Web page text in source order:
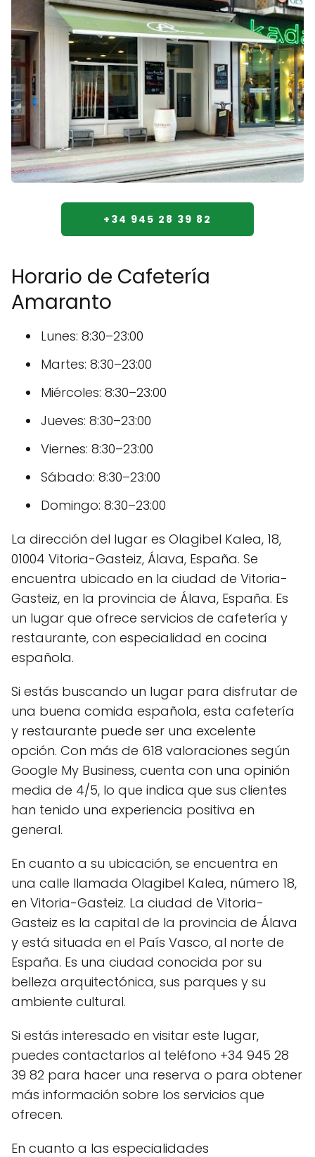
+34 945 28 39 82
Horario de Cafetería
Amaranto
Lunes: 8:30–23:00
Martes: 8:30–23:00
Miércoles: 8:30–23:00
Jueves: 8:30–23:00
Viernes: 8:30–23:00
Sábado: 8:30–23:00
Domingo: 8:30–23:00
La dirección del lugar es Olagibel Kalea, 18,
01004 Vitoria-Gasteiz, Álava, España. Se
encuentra ubicado en la ciudad de Vitoria-
Gasteiz, en la provincia de Álava, España. Es
un lugar que ofrece servicios de cafetería y
restaurante, con especialidad en cocina
española.
Si estás buscando un lugar para disfrutar de
una buena comida española, esta cafetería
y restaurante puede ser una excelente
opción. Con más de 618 valoraciones según
Google My Business, cuenta con una opinión
media de 4/5, lo que indica que sus clientes
han tenido una experiencia positiva en
general.
En cuanto a su ubicación, se encuentra en
una calle llamada Olagibel Kalea, número 18,
en Vitoria-Gasteiz. La ciudad de Vitoria-
Gasteiz es la capital de la provincia de Álava
y está situada en el País Vasco, al norte de
España. Es una ciudad conocida por su
belleza arquitectónica, sus parques y su
ambiente cultural.
Si estás interesado en visitar este lugar,
puedes contactarlos al teléfono +34 945 28
39 82 para hacer una reserva o para obtener
más información sobre los servicios que
ofrecen.
En cuanto a las especialidades